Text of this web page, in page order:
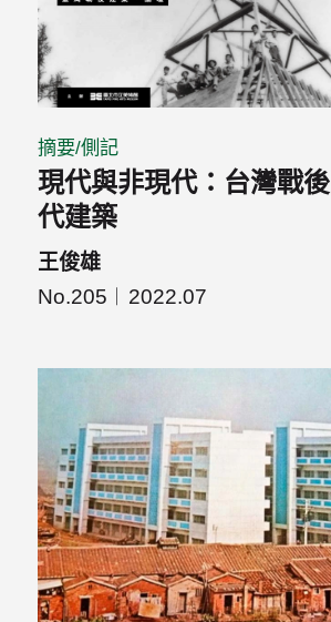
摘要/側記
現代與非現代：台灣戰
代建築
王俊雄
No.205
2022.07